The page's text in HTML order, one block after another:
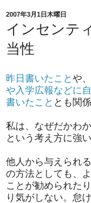
2007年3月1日木曜日
インセンテ
当性
昨日書いたことや
や入学広報などに
書いたこと とも関
私は、なぜだかわ
という考え方に強
他人から与えられ
の方法としても、
ことが勧められた
り気がしない。怠